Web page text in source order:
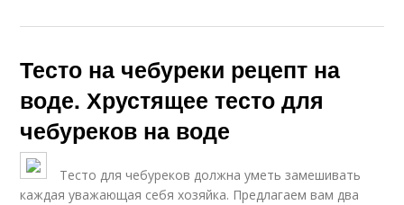
Тесто на чебуреки рецепт на
воде. Хрустящее тесто для
чебуреков на воде
Тесто для чебуреков должна уметь замешивать
каждая уважающая себя хозяйка. Предлагаем вам два